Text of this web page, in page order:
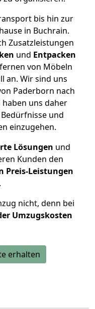
bis hin zur
in Buchrain.
Zusatzleistungen
und Entpacken
von Möbeln
an. Wir sind uns
Paderborn nach
uns daher
und
einzugehen.
Lösungen und
Kunden den
Preis-Leistungen
nicht, denn bei
Umzugskosten
erhalten